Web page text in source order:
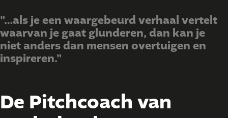
"…als je een waargebeurd verhaal vertelt
waarvan je gaat glunderen, dan kan je
niet anders dan mensen overtuigen en
inspireren."
De Pitchcoach van